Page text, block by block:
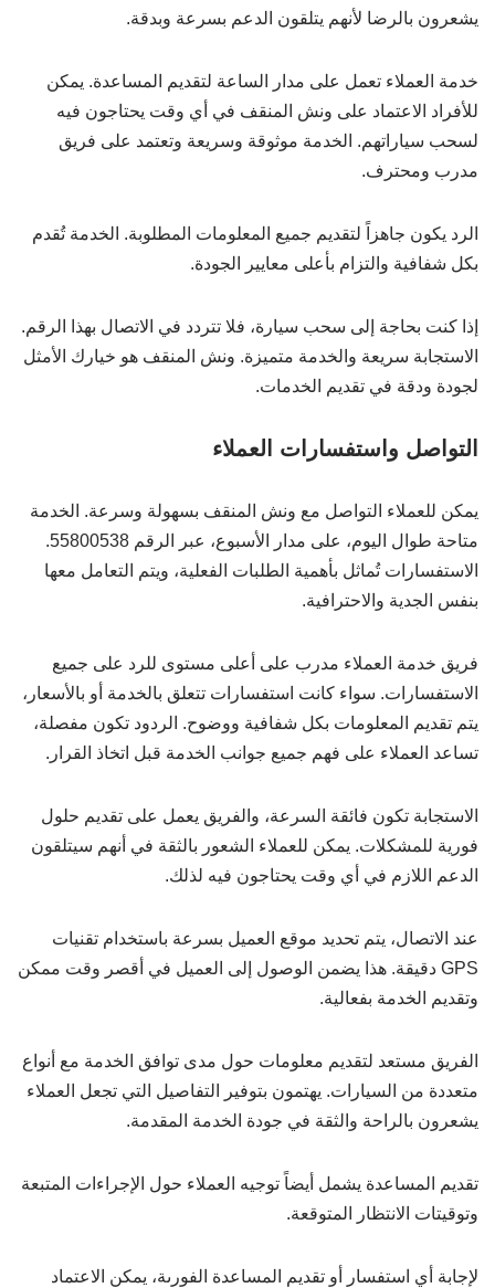
يشعرون بالرضا لأنهم يتلقون الدعم بسرعة وبدقة.
خدمة العملاء تعمل على مدار الساعة لتقديم المساعدة. يمكن
للأفراد الاعتماد على ونش المنقف في أي وقت يحتاجون فيه
لسحب سياراتهم. الخدمة موثوقة وسريعة وتعتمد على فريق
مدرب ومحترف.
الرد يكون جاهزاً لتقديم جميع المعلومات المطلوبة. الخدمة تُقدم
بكل شفافية والتزام بأعلى معايير الجودة.
إذا كنت بحاجة إلى سحب سيارة، فلا تتردد في الاتصال بهذا الرقم.
الاستجابة سريعة والخدمة متميزة. ونش المنقف هو خيارك الأمثل
لجودة ودقة في تقديم الخدمات.
التواصل واستفسارات العملاء
يمكن للعملاء التواصل مع ونش المنقف بسهولة وسرعة. الخدمة
متاحة طوال اليوم، على مدار الأسبوع، عبر الرقم 55800538.
الاستفسارات تُماثل بأهمية الطلبات الفعلية، ويتم التعامل معها
بنفس الجدية والاحترافية.
فريق خدمة العملاء مدرب على أعلى مستوى للرد على جميع
الاستفسارات. سواء كانت استفسارات تتعلق بالخدمة أو بالأسعار،
يتم تقديم المعلومات بكل شفافية ووضوح. الردود تكون مفصلة،
تساعد العملاء على فهم جميع جوانب الخدمة قبل اتخاذ القرار.
الاستجابة تكون فائقة السرعة، والفريق يعمل على تقديم حلول
فورية للمشكلات. يمكن للعملاء الشعور بالثقة في أنهم سيتلقون
الدعم اللازم في أي وقت يحتاجون فيه لذلك.
عند الاتصال، يتم تحديد موقع العميل بسرعة باستخدام تقنيات
GPS دقيقة. هذا يضمن الوصول إلى العميل في أقصر وقت ممكن
وتقديم الخدمة بفعالية.
الفريق مستعد لتقديم معلومات حول مدى توافق الخدمة مع أنواع
متعددة من السيارات. يهتمون بتوفير التفاصيل التي تجعل العملاء
يشعرون بالراحة والثقة في جودة الخدمة المقدمة.
تقديم المساعدة يشمل أيضاً توجيه العملاء حول الإجراءات المتبعة
وتوقيتات الانتظار المتوقعة.
لإجابة أي استفسار أو تقديم المساعدة الفورىة، يمكن الاعتماد